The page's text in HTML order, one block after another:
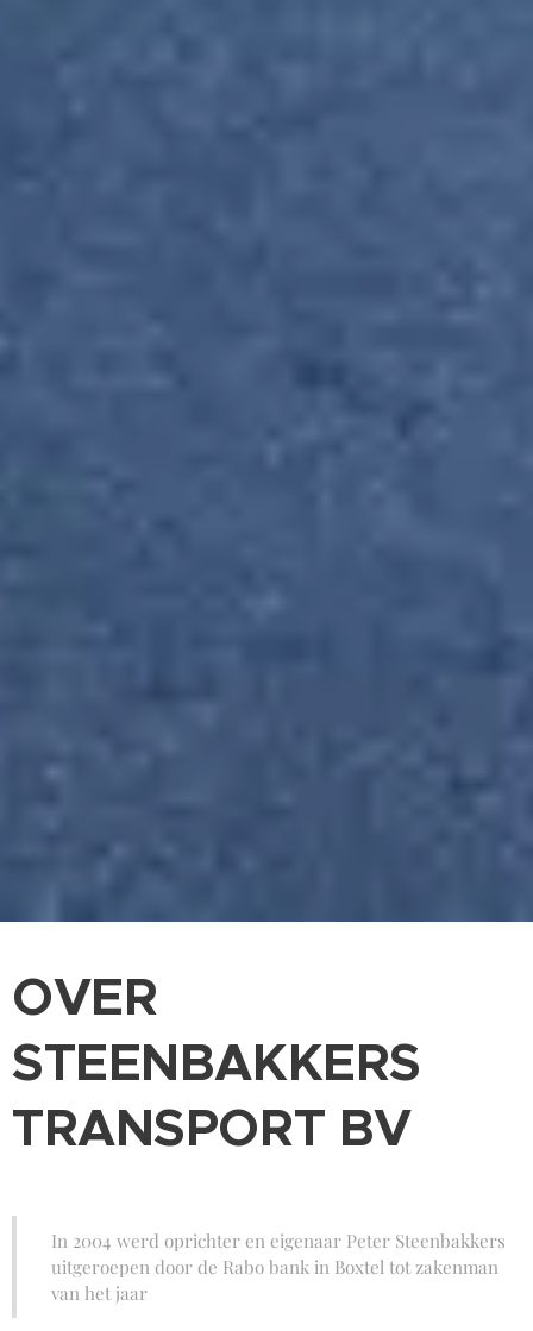
OVER
STEENBAKKERS
TRANSPORT BV
In 2004 werd oprichter en eigenaar Peter Steenbakkers
uitgeroepen door de Rabo bank in Boxtel tot zakenman
van het jaar